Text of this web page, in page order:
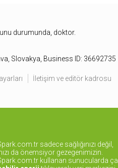
durumunda, doktor.
Slovakya, Business ID: 36692735
İletişim ve editör kadrosu
sadece sağlığınızı değil,
da önemsiyor gezegenimizin.
kullanan sunucularda